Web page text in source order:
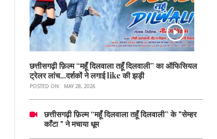
छत्तीसगढ़ी फ़िल्म “महूँ दिलवाला तहूँ दिलवाली” का ऑफिसियल
ट्रेलर लांच...दर्शकों ने लगाई like की झड़ी
POSTED ON: MAY 28, 2026
छत्तीसगढ़ी फ़िल्म “महूँ दिलवाला तहूँ दिलवाली” के "सेम्हर
काँटा " ने मचाया धूम